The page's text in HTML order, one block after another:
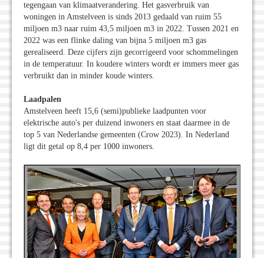
tegengaan van klimaatverandering. Het gasverbruik van
woningen in Amstelveen is sinds 2013 gedaald van ruim 55
miljoen m3 naar ruim 43,5 miljoen m3 in 2022. Tussen 2021 en
2022 was een flinke daling van bijna 5 miljoen m3 gas
gerealiseerd. Deze cijfers zijn gecorrigeerd voor schommelingen
in de temperatuur. In koudere winters wordt er immers meer gas
verbruikt dan in minder koude winters.
Laadpalen
Amstelveen heeft 15,6 (semi)publieke laadpunten voor
elektrische auto's per duizend inwoners en staat daarmee in de
top 5 van Nederlandse gemeenten (Crow 2023). In Nederland
ligt dit getal op 8,4 per 1000 inwoners.